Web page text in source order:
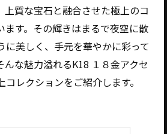
上質な宝石と融合させた極上のコ
ます。その輝きはまるで夜空に散
に美しく、手元を華やかに彩って
んな魅力溢れるK18 １８金アクセ
レクションをご紹介します。